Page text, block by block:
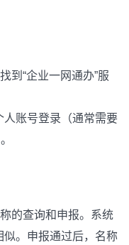
到“企业一网通办”服
账号登录（通常需要
的查询和申报。系统
。申报通过后，名称